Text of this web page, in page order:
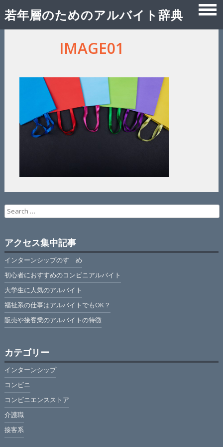
若年層のためのアルバイト辞典
IMAGE01
Search
for:
アクセス集中記事
インターンシップのすゝめ
初心者におすすめのコンビニアルバイト
大学生に人気のアルバイト
福祉系の仕事はアルバイトでもOK？
販売や接客業のアルバイトの特徴
カテゴリー
インターンシップ
コンビニ
コンビニエンスストア
介護職
接客系